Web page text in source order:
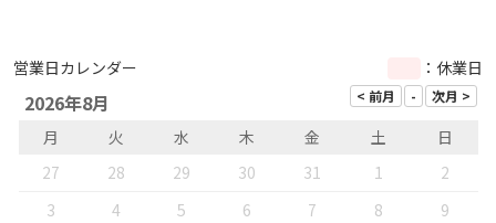
営業日カレンダー ：休業日
2026年8月
月 火 水 木 金 土
日
27
28 29 30 31 1
2
3
4 5 6 7 8
9